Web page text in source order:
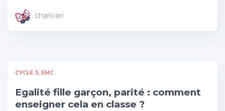
charivari
CYCLE 3 EMC
Egalité fille garçon, parité : comment
enseigner cela en classe ?